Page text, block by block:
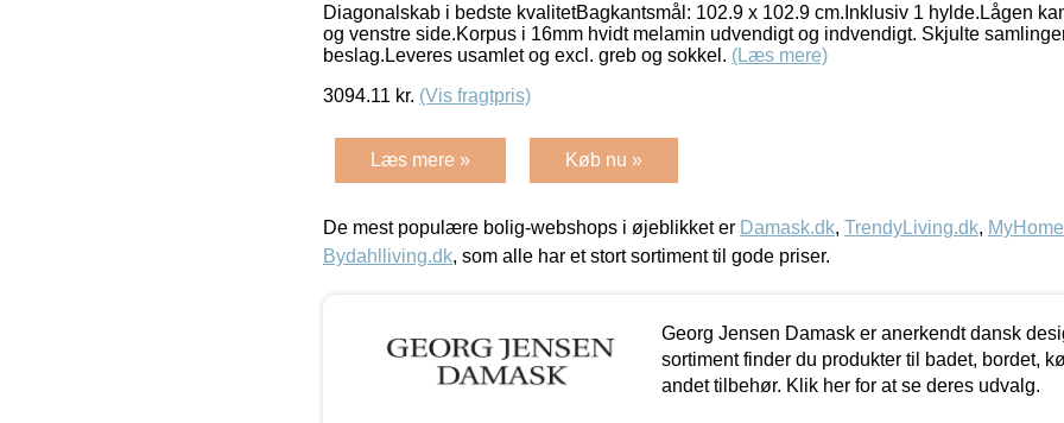
Diagonalskab i bedste kvalitetBagkantsmål: 102.9 x 102.9 cm.Inklusiv 1 hylde.Lågen
og venstre side.Korpus i 16mm hvidt melamin udvendigt og indvendigt. Skjulte
beslag.Leveres usamlet og excl. greb og sokkel. (Læs mere)
3094.11 kr. (Vis fragtpris)
Læs mere » Køb nu »
De mest populære bolig-webshops i øjeblikket er Damask.dk, TrendyLiving.dk,
Bydahlliving.dk, som alle har et stort sortiment til gode priser.
Georg Jensen Damask er anerkendt dansk
sortiment finder du produkter til badet, bordet,
andet tilbehør. Klik her for at se deres udvalg.